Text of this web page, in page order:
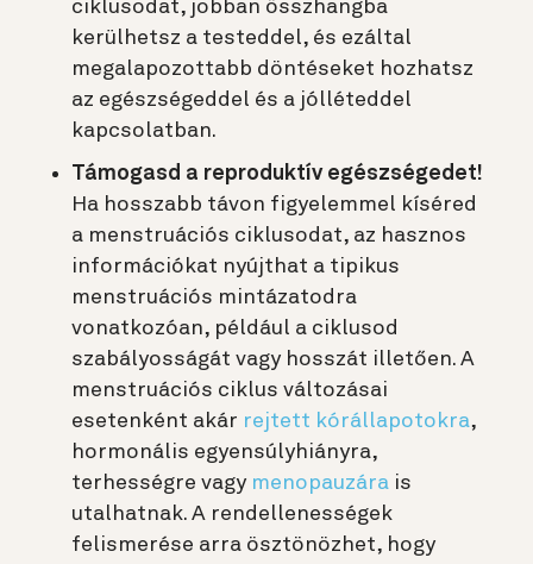
ciklusodat, jobban összhangba
kerülhetsz a testeddel, és ezáltal
megalapozottabb döntéseket hozhatsz
az egészségeddel és a jólléteddel
kapcsolatban.
Támogasd a reproduktív egészségedet!
Ha hosszabb távon figyelemmel kíséred
a menstruációs ciklusodat, az hasznos
információkat nyújthat a tipikus
menstruációs mintázatodra
vonatkozóan, például a ciklusod
szabályosságát vagy hosszát illetően. A
menstruációs ciklus változásai
esetenként akár rejtett kórállapotokra,
hormonális egyensúlyhiányra,
terhességre vagy menopauzára is
utalhatnak. A rendellenességek
felismerése arra ösztönözhet, hogy